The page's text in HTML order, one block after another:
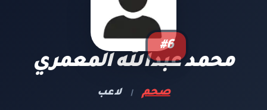
#6
محمد عبدالله المعمري
صحم | لاعب